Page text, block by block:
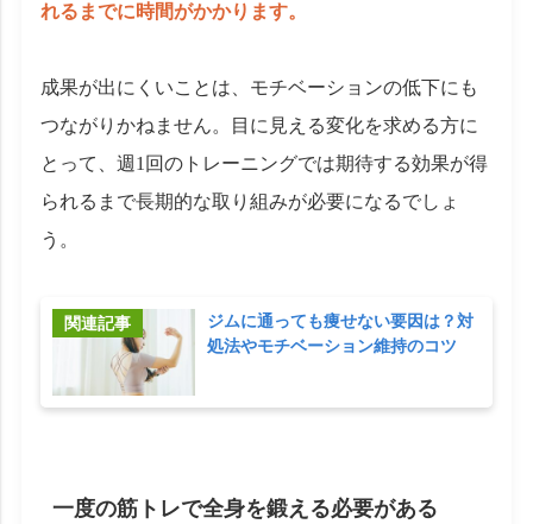
れるまでに時間がかかります。
成果が出にくいことは、モチベーションの低下にも
つながりかねません。目に見える変化を求める方に
とって、週1回のトレーニングでは期待する効果が得
られるまで長期的な取り組みが必要になるでしょ
う。
ジムに通っても痩せない要因は？対
処法やモチベーション維持のコツ
一度の筋トレで全身を鍛える必要がある